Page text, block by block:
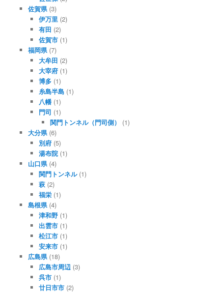
佐賀県(3)
伊万里 (2)
有田 (2)
佐賀市 (1)
福岡県(7)
大牟田 (2)
大宰府 (1)
博多 (1)
糸島半島 (1)
八幡 (1)
門司 (1)
関門トンネル（門司側）
(1)
大分県(6)
別府 (5)
湯布院 (1)
山口県(4)
関門トンネル(1)
萩 (2)
福栄 (1)
島根県(4)
津和野 (1)
出雲市 (1)
松江市 (1)
安来市 (1)
広島県(18)
広島市周辺 (3)
呉市 (1)
廿日市市 (2)